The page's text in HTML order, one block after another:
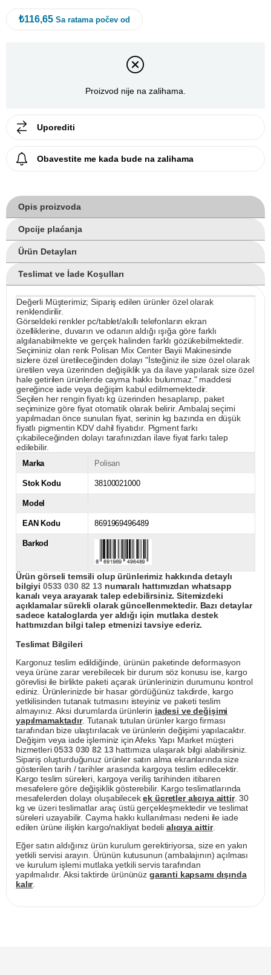
₺116,65 Sa ratama počev od
Proizvod nije na zalihama.
Uporediti
Obavestite me kada bude na zalihama
Opis proizvoda
Opcije plaćanja
Ürün Detayları
Teslimat ve İade Koşulları
Değerli Müşterimiz; Sipariş edilen ürünler özel olarak
renklendirilir.
Görseldeki renkler pc/tablet/akıllı telefonların ekran
özelliklerine, duvarın ve odanın aldığı ışığa göre farklı
algılanabilmekte ve gerçek halinden farklı gözükebilmektedir.
Seçiminiz olan renk Polisan Mix Center Bayii Makinesinde
sizlere özel üretileceğinden dolayı "İsteğiniz ile size özel olarak
üretilen veya üzerinden değişiklik ya da ilave yapılarak size özel
hale getirilen ürünlerde cayma hakkı bulunmaz." maddesi
gereğince iade veya değişim kabul edilmemektedir.
Seçilen her rengin fiyatı kg üzerinden hesaplanıp, paket
seçiminize göre fiyat otomatik olarak belirir. Ambalaj seçimi
yapılmadan önce sunulan fiyat, serinin kg bazında en düşük
fiyatlı pigmentin KDV dahil fiyatıdır. Pigment farkı
çıkabileceğinden dolayı tarafınızdan ilave fiyat farkı talep
edilebilir.
Marka Polisan
Stok Kodu 38100021000
Model
EAN Kodu 8691969496489
Barkod
Ürün görseli temsili olup ürünlerimiz hakkında detaylı
bilgiyi 0533 030 82 13numaralı hattımızdan whatsapp
kanalı veya arayarak talep edebilirsiniz. Sitemizdeki
açıklamalar sürekli olarak güncellenmektedir. Bazı detaylar
sadece kataloglarda yer aldığı için mutlaka destek
hattımızdan bilgi talep etmenizi tavsiye ederiz.
Teslimat Bilgileri
Kargonuz teslim edildiğinde, ürünün paketinde deformasyon
veya ürüne zarar verebilecek bir durum söz konusu ise, kargo
görevlisi ile birlikte paketi açarak ürünlerinizin durumunu kontrol
ediniz. Ürünlerinizde bir hasar gördüğünüz takdirde, kargo
yetkilisinden tutanak tutmasını isteyiniz ve paketi teslim
almayınız. Aksi durumlarda ürünlerin iadesi ve değişimi
yapılmamaktadır. Tutanak tutulan ürünler kargo firması
tarafından bize ulaştırılacak ve ürünlerin değişimi yapılacaktır.
Değişim veya iade işleminiz için Afeks Yapı Market müşteri
hizmetleri0533 030 82 13hattımıza ulaşarak bilgi alabilirsiniz.
Sipariş oluşturduğunuz ürünler satın alma ekranlarında size
gösterilen tarih / tarihler arasında kargoya teslim edilecektir.
Kargo teslim süreleri, kargoya veriliş tarihinden itibaren
mesafelere göre değişiklik gösterebilir. Kargo teslimatlarında
mesafelerden dolayı oluşabilecekek ücretler alıcıya aittir. 30
kg ve üzeri teslimatlar araç üstü gerçekleşmektedir ve teslimat
süreleri uzayabilir. Cayma hakkı kullanılması nedeni ile iade
edilen ürüne ilişkin kargo/nakliyat bedeli alıcıya aittir.
Eğer satın aldığınız ürün kurulum gerektiriyorsa, size en yakın
yetkili servisi arayın. Ürünün kutusunun (ambalajının) açılması
ve kurulum işlemi mutlaka yetkili servis tarafından
yapılmalıdır. Aksi taktirde ürününüz garanti kapsamı dışında
kalır.